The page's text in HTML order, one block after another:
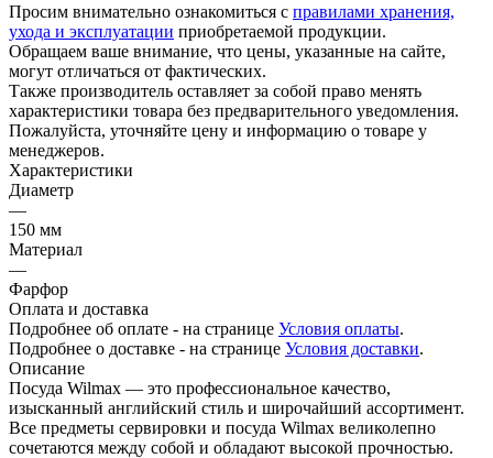
Просим внимательно ознакомиться с правилами хранения,
ухода и эксплуатации приобретаемой продукции.
Обращаем ваше внимание, что цены, указанные на сайте,
могут отличаться от фактических.
Также производитель оставляет за собой право менять
характеристики товара без предварительного уведомления.
Пожалуйста, уточняйте цену и информацию о товаре у
менеджеров.
Характеристики
Диаметр
—
150 мм
Материал
—
Фарфор
Оплата и доставка
Подробнее об оплате - на странице Условия оплаты.
Подробнее о доставке - на странице Условия доставки.
Описание
Посуда Wilmax — это профессиональное качество,
изысканный английский стиль и широчайший ассортимент.
Все предметы сервировки и посуда Wilmax великолепно
сочетаются между собой и обладают высокой прочностью.